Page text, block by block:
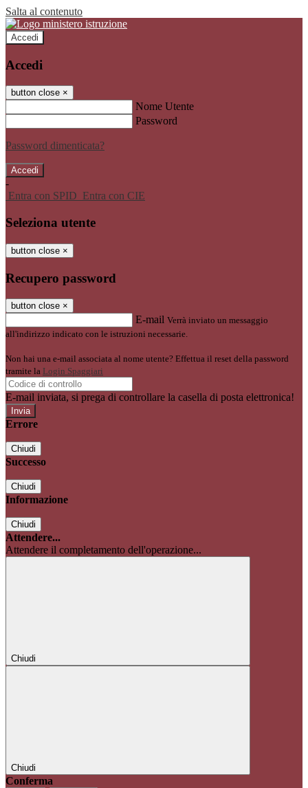
Salta al contenuto
Accedi
Accedi
button close ×
Nome Utente
Password
Password dimenticata?
-
Entra con SPID Entra con CIE
Seleziona utente
button close ×
Recupero password
button close ×
E-mail Verrà inviato un messaggio
all'indirizzo indicato con le istruzioni necessarie.
Non hai una e-mail associata al nome utente? Effettua il reset della password
tramite la Login Spaggiari
E-mail inviata, si prega di controllare la casella di posta elettronica!
Errore
Chiudi
Successo
Chiudi
Informazione
Chiudi
Attendere...
Attendere il completamento dell'operazione...
Chiudi
Chiudi
Conferma